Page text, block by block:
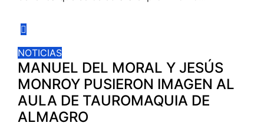
NOTICIAS
MANUEL DEL MORAL Y JESÚS
MONROY PUSIERON IMAGEN AL
AULA DE TAUROMAQUIA DE
ALMAGRO